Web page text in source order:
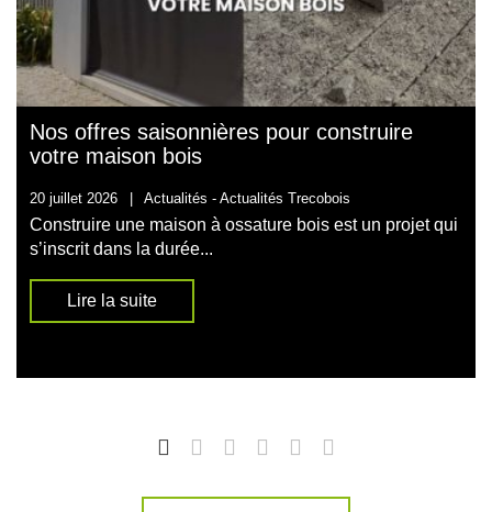
Nos offres saisonnières pour construire
votre maison bois
20 juillet 2026 Actualités - Actualités Trecobois
Construire une maison à ossature bois est un projet qui
s’inscrit dans la durée...
Lire la suite